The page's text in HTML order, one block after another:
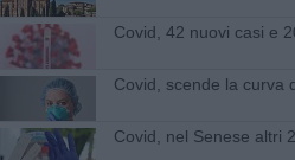
Covid, 42 nuovi casi e
Covid, scende la curva
Covid, nel Senese altri